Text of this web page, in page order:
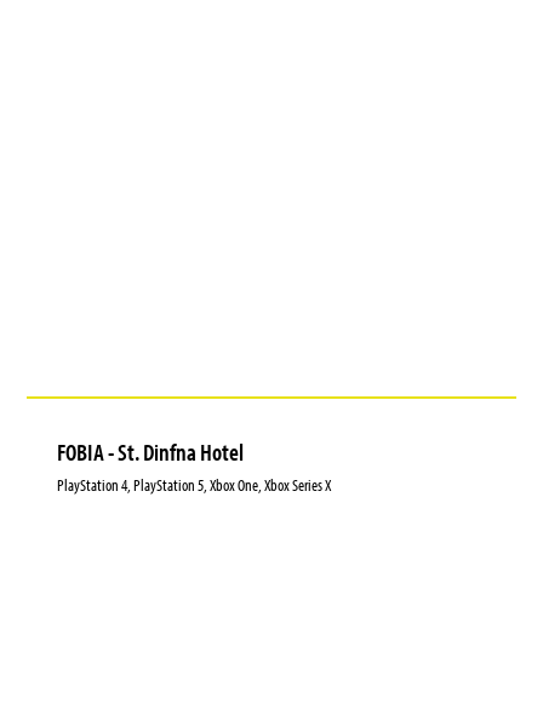
FOBIA - St. Dinfna Hotel
PlayStation 4, PlayStation 5, Xbox One, Xbox Series X